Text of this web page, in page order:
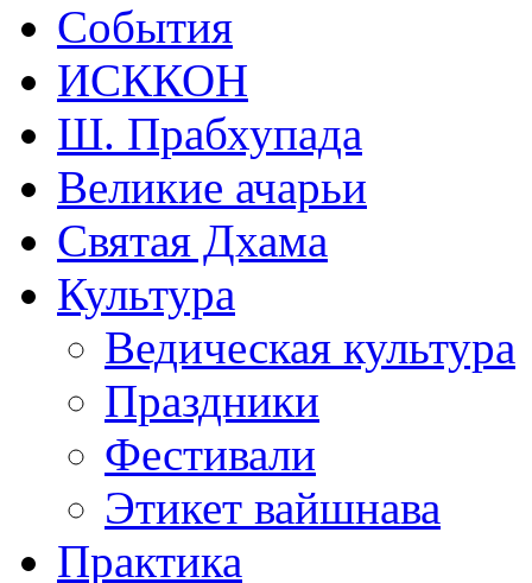
События
ИСККОН
Ш. Прабхупада
Великие ачарьи
Святая Дхама
Культура
Ведическая культура
Праздники
Фестивали
Этикет вайшнава
Практика